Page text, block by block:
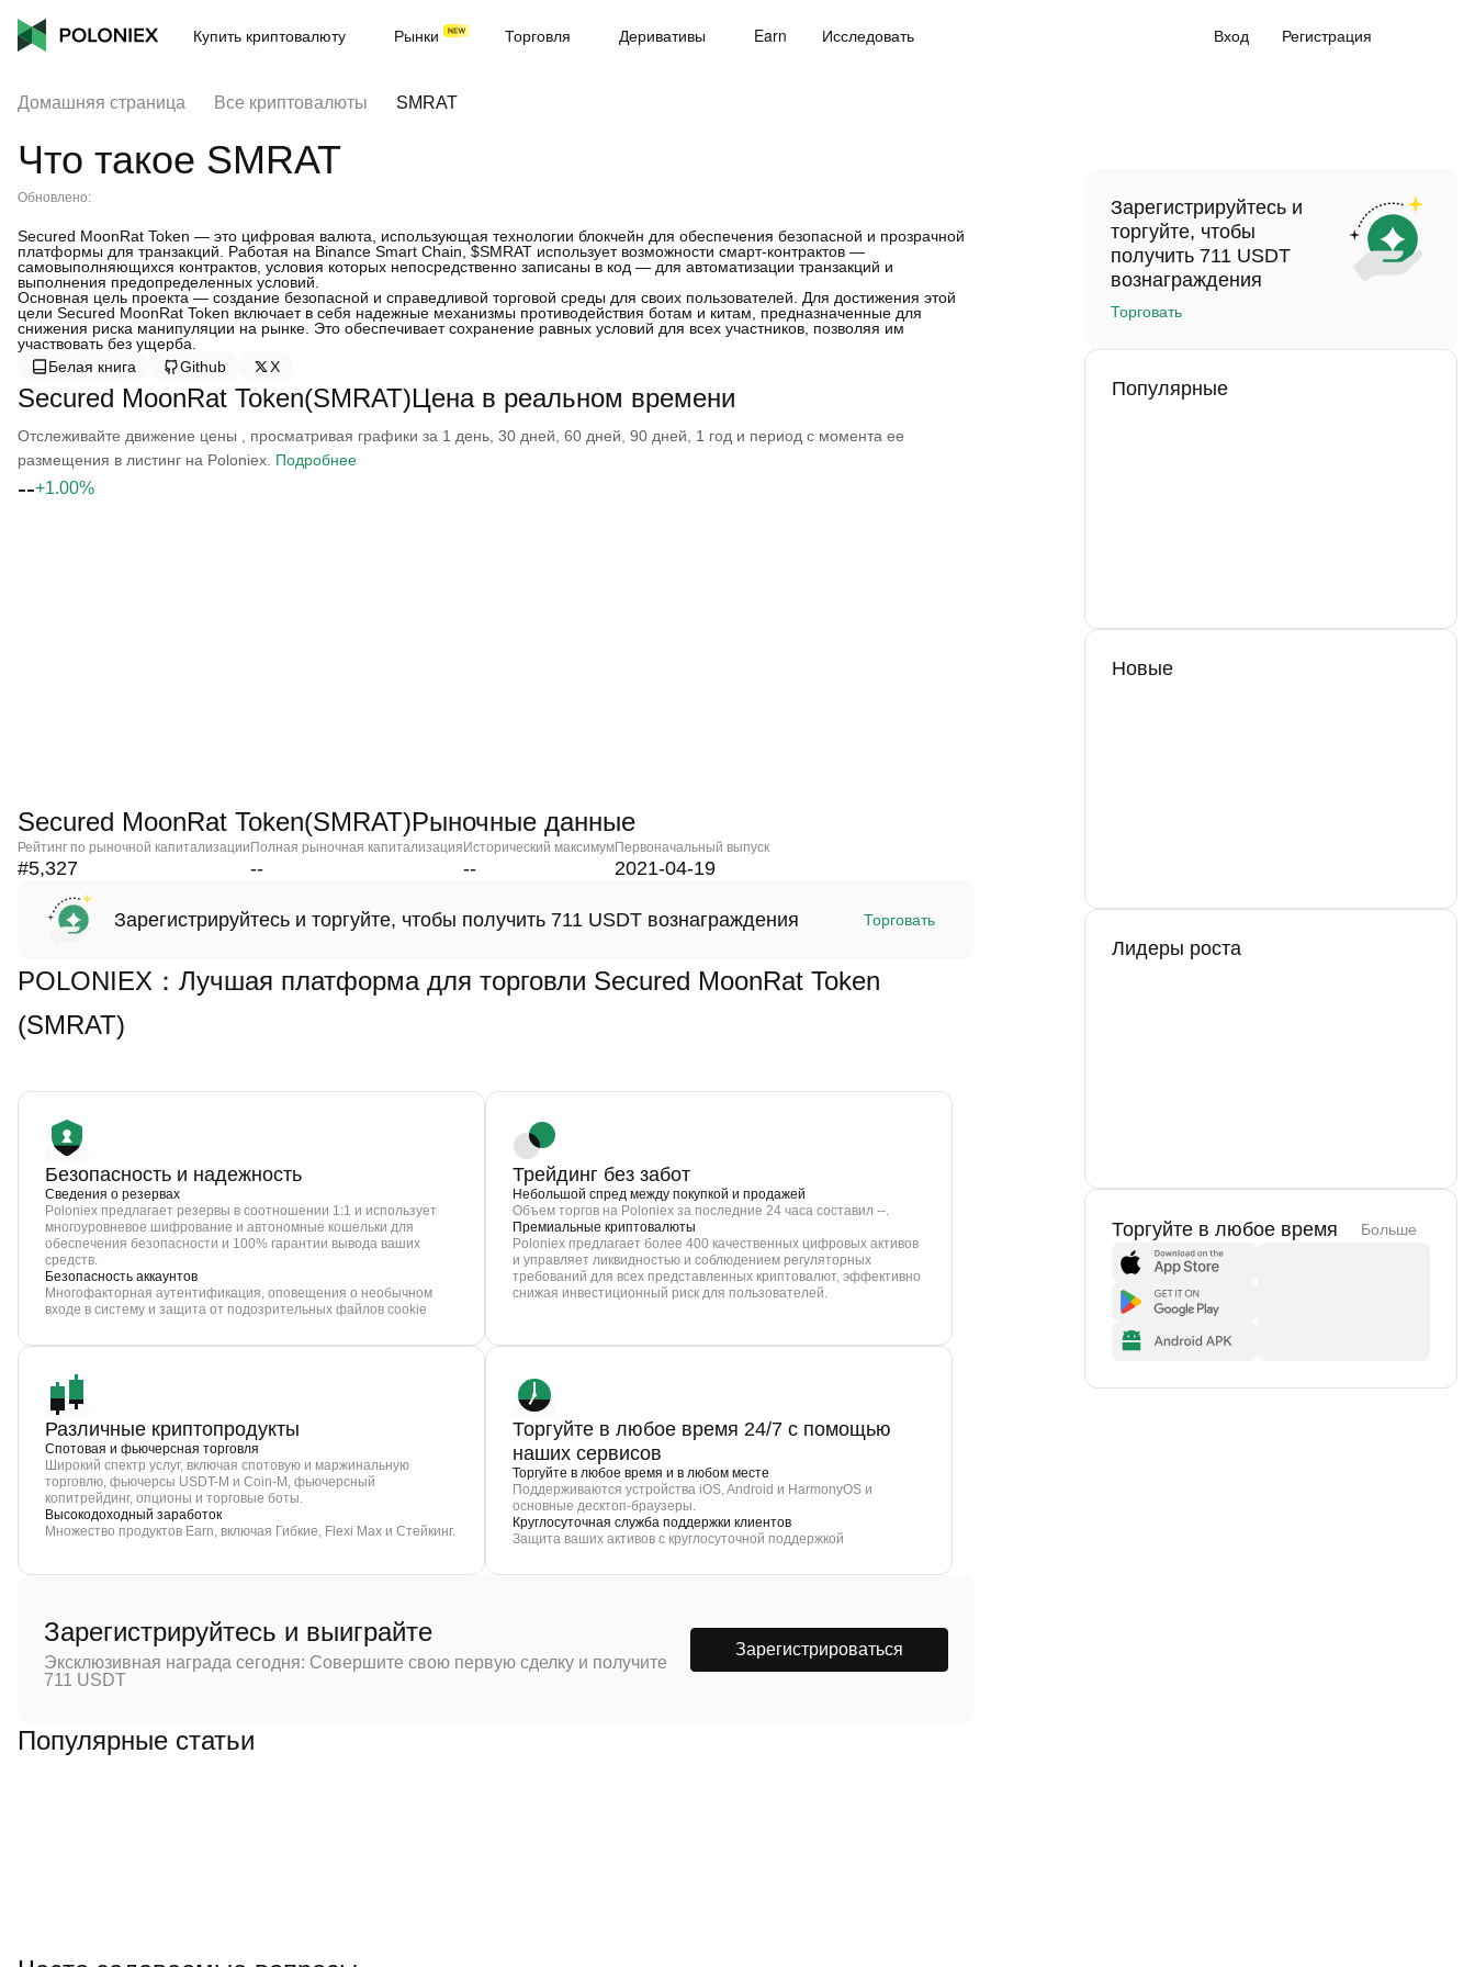
Купить криптовалюту Рынки Торговля Деривативы Earn Исследовать Вход Регистрация
Домашняя страница Все криптовалюты SMRAT
Что такое SMRAT
Обновлено:
Secured MoonRat Token — это цифровая валюта, использующая технологии блокчейн для обеспечения безопасной и прозрачной
платформы для транзакций. Работая на Binance Smart Chain, $SMRAT использует возможности смарт-контрактов —
самовыполняющихся контрактов, условия которых непосредственно записаны в код — для автоматизации транзакций и
выполнения предопределенных условий.
Основная цель проекта — создание безопасной и справедливой торговой среды для своих пользователей. Для достижения этой
цели Secured MoonRat Token включает в себя надежные механизмы противодействия ботам и китам, предназначенные для
снижения риска манипуляции на рынке. Это обеспечивает сохранение равных условий для всех участников, позволяя им
участвовать без ущерба.
Белая книга
Github X
Secured MoonRat Token(SMRAT)Цена в реальном времени
Отслеживайте движение цены , просматривая графики за 1 день, 30 дней, 60 дней, 90 дней, 1 год и период с момента ее
размещения в листинг на Poloniex. Подробнее
--+1.00%
Secured MoonRat Token(SMRAT)Рыночные данные
Рейтинг по рыночной капитализации
#5,327
Полная рыночная капитализация
--
Исторический максимум
--
Первоначальный выпуск
2021-04-19
Зарегистрируйтесь и торгуйте, чтобы получить 711 USDT вознаграждения Торговать
POLONIEX：Лучшая платформа для торговли Secured MoonRat Token
(SMRAT)
Безопасность и надежность
Сведения о резервах
Poloniex предлагает резервы в соотношении 1:1 и использует
многоуровневое шифрование и автономные кошельки для
обеспечения безопасности и 100% гарантии вывода ваших
средств.
Безопасность аккаунтов
Многофакторная аутентификация, оповещения о необычном
входе в систему и защита от подозрительных файлов cookie
Трейдинг без забот
Небольшой спред между покупкой и продажей
Объем торгов на Poloniex за последние 24 часа составил --.
Премиальные криптовалюты
Poloniex предлагает более 400 качественных цифровых активов
и управляет ликвидностью и соблюдением регуляторных
требований для всех представленных криптовалют, эффективно
снижая инвестиционный риск для пользователей.
Различные криптопродукты
Спотовая и фьючерсная торговля
Широкий спектр услуг, включая спотовую и маржинальную
торговлю, фьючерсы USDT-M и Coin-M, фьючерсный
копитрейдинг, опционы и торговые боты.
Высокодоходный заработок
Множество продуктов Earn, включая Гибкие, Flexi Max и Стейкинг.
Торгуйте в любое время 24/7 с помощью
наших сервисов
Торгуйте в любое время и в любом месте
Поддерживаются устройства iOS, Android и HarmonyOS и
основные десктоп-браузеры.
Круглосуточная служба поддержки клиентов
Защита ваших активов с круглосуточной поддержкой
Зарегистрируйтесь и выиграйте
Эксклюзивная награда сегодня: Совершите свою первую сделку и получите
711 USDT
Зарегистрироваться
Популярные статьи
Зарегистрируйтесь и
торгуйте, чтобы
получить 711 USDT
вознаграждения
Торговать
Популярные
Новые
Лидеры роста
Торгуйте в любое время Больше